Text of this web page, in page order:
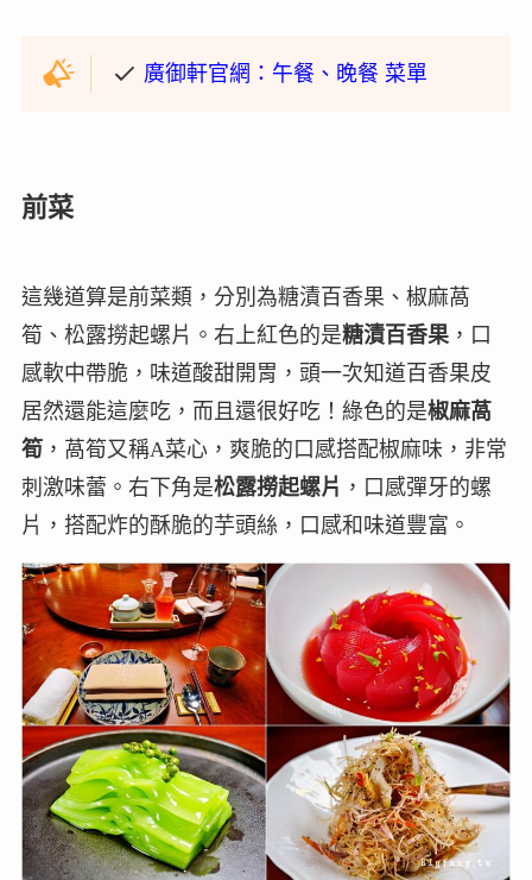
廣御軒官網：午餐、晚餐 菜單
前菜
這幾道算是前菜類，分別為糖漬百香果、椒麻萵
筍、松露撈起螺片。右上紅色的是糖漬百香果，口
感軟中帶脆，味道酸甜開胃，頭一次知道百香果皮
居然還能這麼吃，而且還很好吃！綠色的是椒麻萵
筍，萵筍又稱A菜心，爽脆的口感搭配椒麻味，非常
刺激味蕾。右下角是松露撈起螺片 ，口感彈牙的螺
片，搭配炸的酥脆的芋頭絲，口感和味道豐富。